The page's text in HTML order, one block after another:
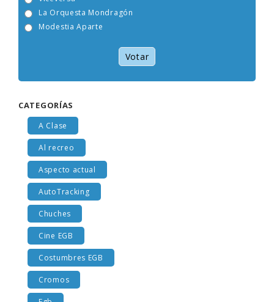
La Orquesta Mondragón
Modestia Aparte
Votar
CATEGORÍAS
A Clase
Al recreo
Aspecto actual
AutoTracking
Chuches
Cine EGB
Costumbres EGB
Cromos